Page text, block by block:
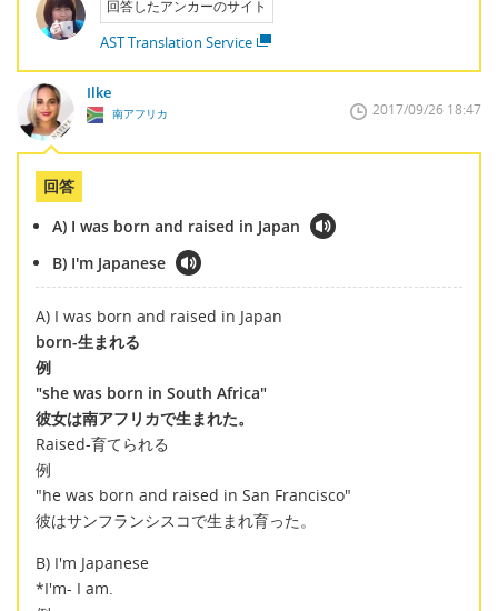
回答したアンカーのサイト
AST Translation Service
Ilke
南アフリカ 2017/09/26 18:47
回答
A) I was born and raised in Japan
B) I'm Japanese
A) I was born and raised in Japan
born-生まれる
例
"she was born in South Africa"
彼女は南アフリカで生まれた。
Raised-育てられる
例
"he was born and raised in San Francisco"
彼はサンフランシスコで生まれ育った。
B) I'm Japanese
*I'm- I am.